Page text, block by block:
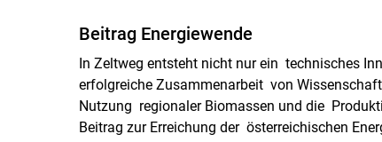
Beitrag Energiewende
In Zeltweg entsteht nicht nur ein technisches
erfolgreiche Zusammenarbeit von
Nutzung regionaler Biomassen und die
Beitrag zur Erreichung der österreichischen